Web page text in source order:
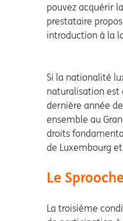
pouvez acquérir
prestataire
introduction à la
Si la nationalité
naturalisation est
dernière année
ensemble au
droits
de Luxembourg
Le
La troisième